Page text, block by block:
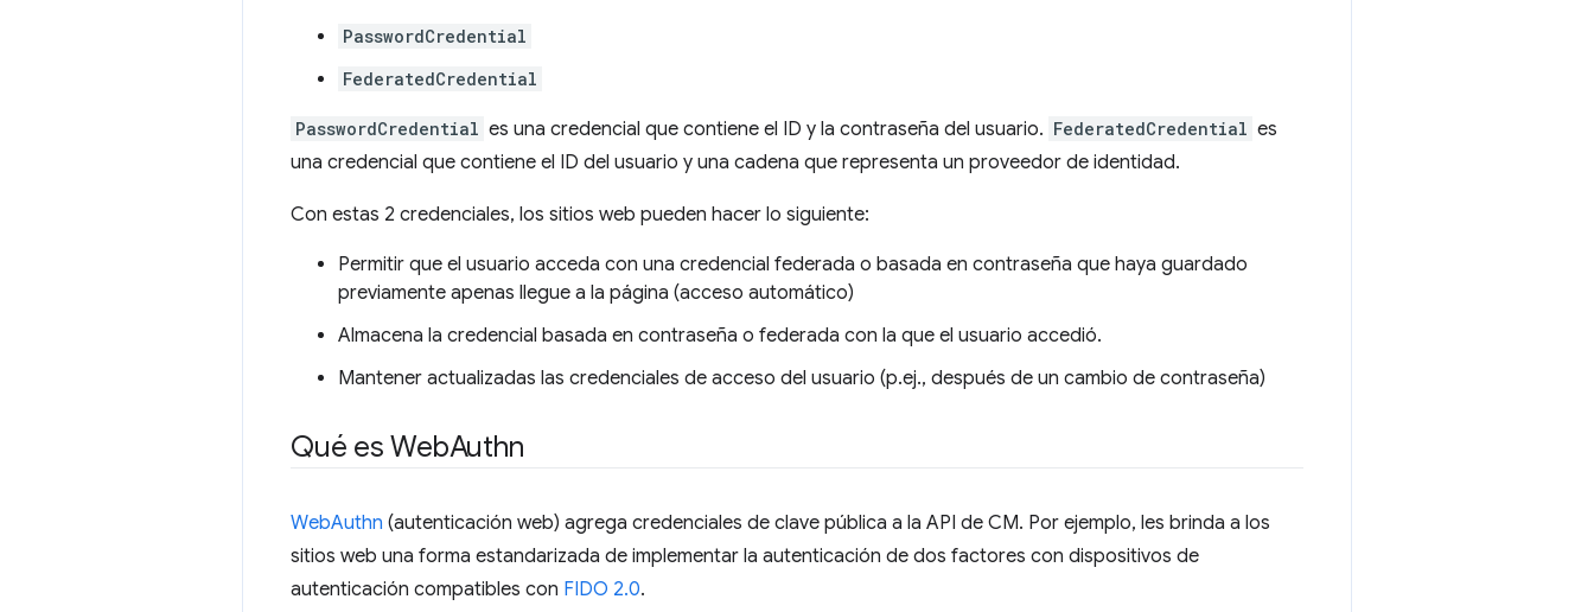
PasswordCredential
FederatedCredential
PasswordCredential es una credencial que contiene el ID y la contraseña del usuario. FederatedCredential es
una credencial que contiene el ID del usuario y una cadena que representa un proveedor de identidad.
Con estas 2 credenciales, los sitios web pueden hacer lo siguiente:
Permitir que el usuario acceda con una credencial federada o basada en contraseña que haya guardado
previamente apenas llegue a la página (acceso automático)
Almacena la credencial basada en contraseña o federada con la que el usuario accedió.
Mantener actualizadas las credenciales de acceso del usuario (p.ej., después de un cambio de contraseña)
Qué es WebAuthn
WebAuthn (autenticación web) agrega credenciales de clave pública a la API de CM. Por ejemplo, les brinda a los
sitios web una forma estandarizada de implementar la autenticación de dos factores con dispositivos de
autenticación compatibles con FIDO 2.0.